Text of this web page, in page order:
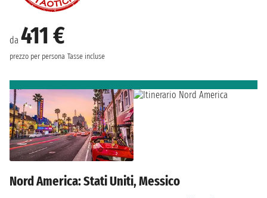
da 411 €
prezzo per persona Tasse incluse
Nord America: Stati Uniti, Messico